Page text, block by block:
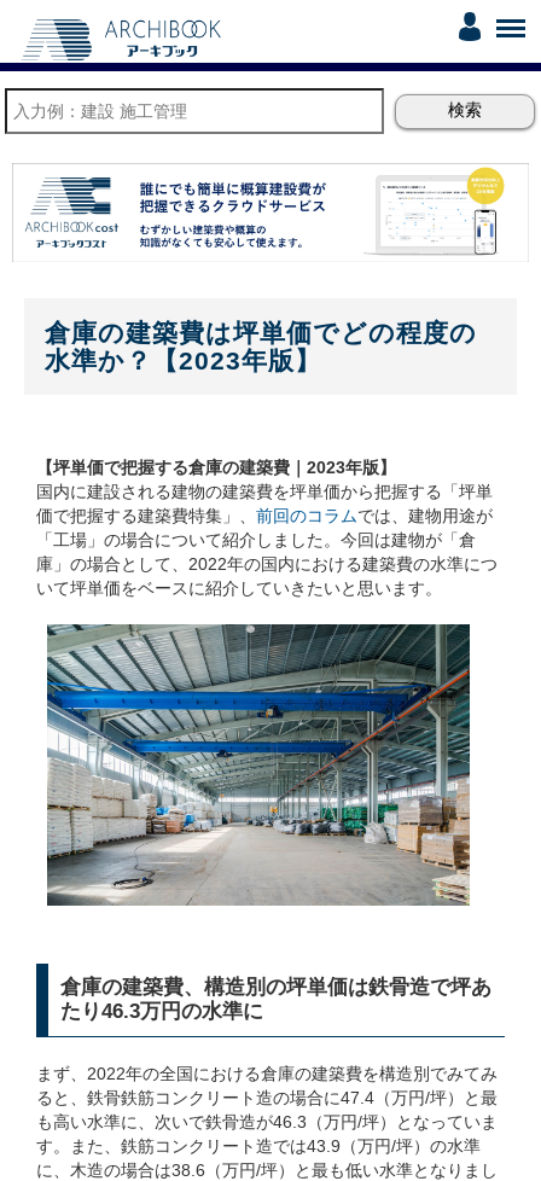
倉庫の建築費は坪単価でどの程度の
水準か？【2023年版】
【坪単価で把握する倉庫の建築費｜2023年版】
国内に建設される建物の建築費を坪単価から把握する「坪単
価で把握する建築費特集」、 前回のコラムでは、建物用途が
「工場」の場合について紹介しました。今回は建物が「倉
庫」の場合として、2022年の国内における建築費の水準につ
いて坪単価をベースに紹介していきたいと思います。
倉庫の建築費、構造別の坪単価は鉄骨造で坪あ
たり46.3万円の水準に
まず、2022年の全国における倉庫の建築費を構造別でみてみ
ると、鉄骨鉄筋コンクリート造の場合に47.4（万円/坪）と最
も高い水準に、次いで鉄骨造が46.3（万円/坪）となっていま
す。また、鉄筋コンクリート造では43.9（万円/坪）の水準
に、木造の場合は38.6（万円/坪）と最も低い水準となりまし